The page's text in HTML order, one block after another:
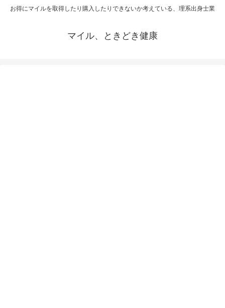
お得にマイルを取得したり購入したりできないか考えている、理系出身士業
マイル、ときどき健康